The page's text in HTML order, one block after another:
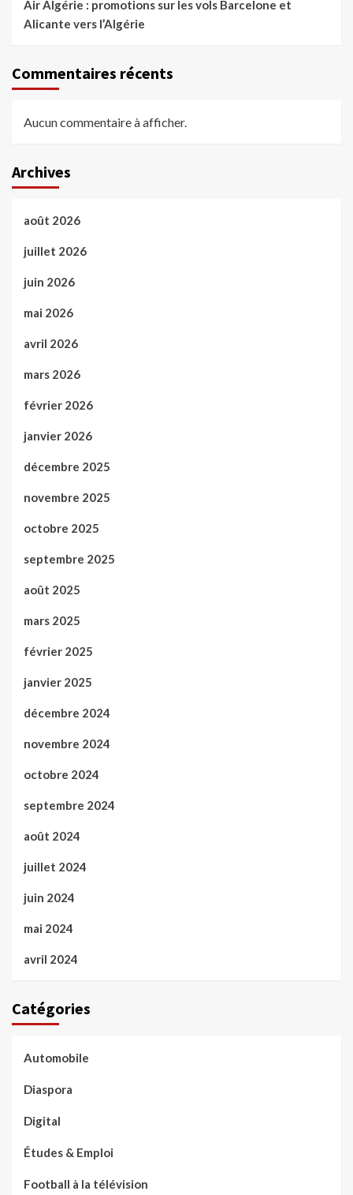
Air Algérie : promotions sur les vols Barcelone et
Alicante vers l’Algérie
Commentaires récents
Aucun commentaire à afficher.
Archives
août 2026
juillet 2026
juin 2026
mai 2026
avril 2026
mars 2026
février 2026
janvier 2026
décembre 2025
novembre 2025
octobre 2025
septembre 2025
août 2025
mars 2025
février 2025
janvier 2025
décembre 2024
novembre 2024
octobre 2024
septembre 2024
août 2024
juillet 2024
juin 2024
mai 2024
avril 2024
Catégories
Automobile
Diaspora
Digital
Études & Emploi
Football à la télévision